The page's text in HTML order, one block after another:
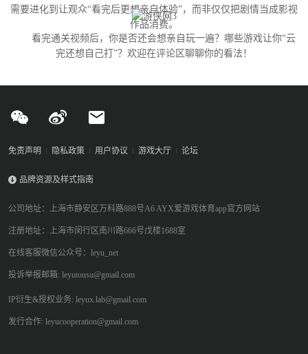
需要进化到让观众“看完后更想亲自体验”，而非仅仅把剧情当成影视
作品消费。
看完通关视频后，你是否还会想亲自玩一遍？哪些游戏让你“云
完还想自己打”？欢迎在评论区聊聊你的看法！
免责声明 隐私政策 用户协议 游戏大厅 论坛
品牌资源及样式指南
公司地址：上海市静安区万科路888号A6 AYX爱游戏体育app官方网站
注册地址：上海市闵行区南川路666号戊楼1688室
在线客服微信公众号：leyu_net
投诉举报邮箱: leyutousu@gmail.com
IP衍生&授权业务: leyux.lab@gmail.com
发行合作: leyucooperation@gmail.com